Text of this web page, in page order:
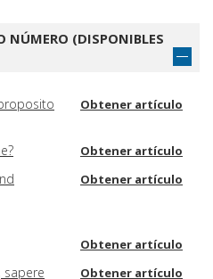
NÚMERO (DISPONIBLES
Obtener artículo
Obtener artículo
Obtener artículo
Obtener artículo
sapere
Obtener artículo